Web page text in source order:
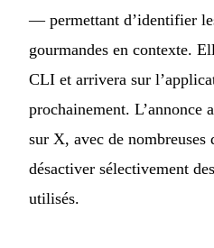
— permettant d’identifier
gourmandes en contexte.
CLI et arrivera sur
prochainement. L’annonce
sur X, avec de nombreuses
désactiver sélectivement
utilisés.